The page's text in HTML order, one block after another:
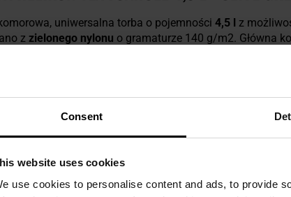
Consent
website uses cookies
use cookies to personalise content and ads, to provide
uniwersalna torba o pojemności 4,5 l z
z zielonego nylonu o gramaturze 140 g/m2. Główna
lince ze ściągaczem możliwa jest kompresja
MOLLE/PALS
z systemem
czy pasy. Dwustronne klamry Woojin pozwalają na
przekształcając torbę w pojemną kieszeń.